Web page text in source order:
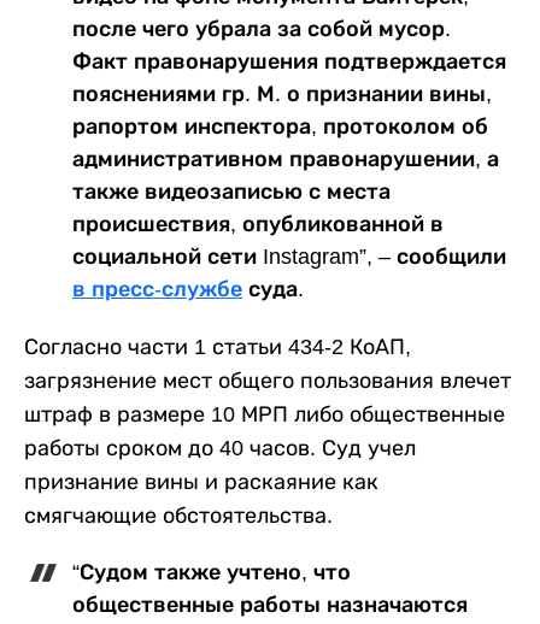
после чего убрала за собой мусор.
Факт правонарушения подтверждается
пояснениями гр. М. о признании вины,
рапортом инспектора, протоколом об
административном правонарушении, а
также видеозаписью с места
происшествия, опубликованной в
социальной сети Instagram”, – сообщили
в пресс-службе суда.
Согласно части 1 статьи 434-2 КоАП,
загрязнение мест общего пользования влечет
штраф в размере 10 МРП либо общественные
работы сроком до 40 часов. Суд учел
признание вины и раскаяние как
смягчающие обстоятельства.
“Судом также учтено, что
общественные работы назначаются